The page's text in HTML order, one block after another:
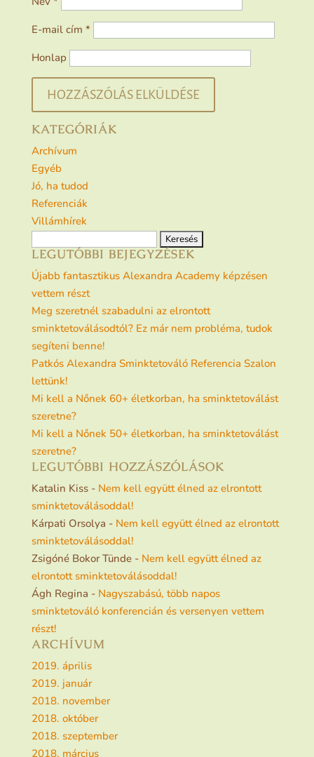
E-mail cím *
Honlap
KATEGÓRIÁK
Archívum
Egyéb
Jó, ha tudod
Referenciák
Villámhírek
LEGUTÓBBI BEJEGYZÉSEK
Újabb fantasztikus Alexandra Academy képzésen
vettem részt
Meg szeretnél szabadulni az elrontott
sminktetoválásodtól? Ez már nem probléma, tudok
segíteni benne!
Patkós Alexandra Sminktetováló Referencia Szalon
lettünk!
Mi kell a Nőnek 60+ életkorban, ha sminktetoválást
szeretne?
Mi kell a Nőnek 50+ életkorban, ha sminktetoválást
szeretne?
LEGUTÓBBI HOZZÁSZÓLÁSOK
Katalin Kiss- Nem kell együtt élned az elrontott
sminktetoválásoddal!
Kárpati Orsolya - Nem kell együtt élned az elrontott
sminktetoválásoddal!
Zsigóné Bokor Tünde- Nem kell együtt élned az
elrontott sminktetoválásoddal!
Ágh Regina - Nagyszabású, több napos
sminktetováló konferencián és versenyen vettem
részt!
ARCHÍVUM
2019. április
2019. január
2018. november
2018. október
2018. szeptember
2018. március